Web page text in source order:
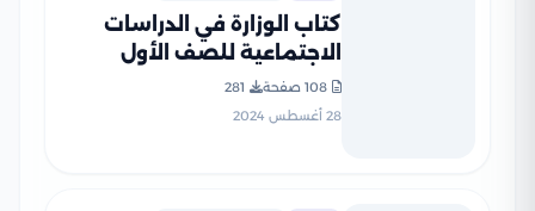
كتاب الوزارة في الدراسات
الاجتماعية للصف الأول
بصيغة PDF
108 صفحة
281
28 أغسطس 2024